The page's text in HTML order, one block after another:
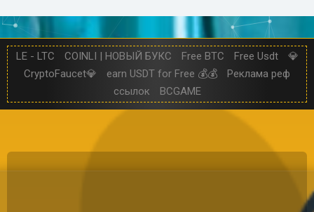
LE - LTC COINLI | НОВЫЙ БУКС Free BTC Free Usdt
💎
CryptoFaucet💎
earn USDT for Free 💰💰
Реклама реф
ссылок
BCGAME